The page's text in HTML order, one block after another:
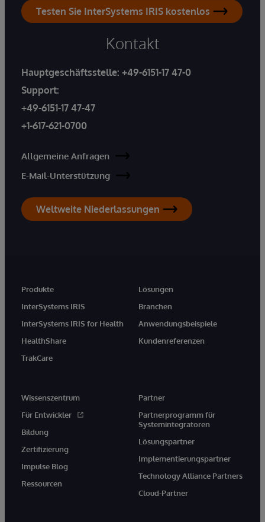
Testen Sie InterSystems IRIS kostenlos
Kontakt
Hauptgeschäftsstelle: +49-6151-17 47-0
Support:
+49-6151-17 47-47
+1-617-621-0700
Allgemeine Anfragen
E-Mail-Unterstützung
Weltweite Niederlassungen
Produkte
InterSystems IRIS
InterSystems IRIS for Health
HealthShare
TrakCare
Lösungen
Branchen
Anwendungsbeispiele
Kundenreferenzen
Wissenszentrum
Für Entwickler
Bildung
Zertifizierung
Impulse Blog
Ressourcen
Partner
Partnerprogramm für
Systemintegratoren
Lösungspartner
Implementierungspartner
Technology Alliance Partners
Cloud-Partner